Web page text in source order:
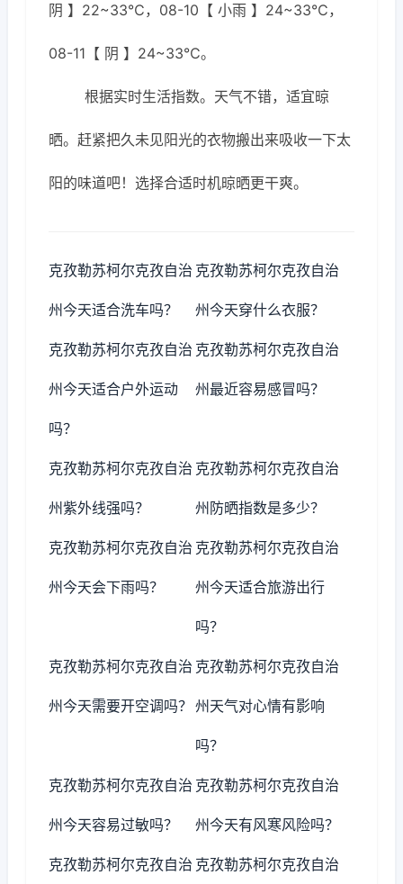
阴 】22~33℃，08-10【 小雨 】24~33℃，
08-11【 阴 】24~33℃。
根据实时生活指数。天气不错，适宜晾
晒。赶紧把久未见阳光的衣物搬出来吸收一下太
阳的味道吧！选择合适时机晾晒更干爽。
克孜勒苏柯尔克孜自治
州今天适合洗车吗？
克孜勒苏柯尔克孜自治
州今天穿什么衣服？
克孜勒苏柯尔克孜自治
州今天适合户外运动
吗？
克孜勒苏柯尔克孜自治
州最近容易感冒吗？
克孜勒苏柯尔克孜自治
州紫外线强吗？
克孜勒苏柯尔克孜自治
州防晒指数是多少？
克孜勒苏柯尔克孜自治
州今天会下雨吗？
克孜勒苏柯尔克孜自治
州今天适合旅游出行
吗？
克孜勒苏柯尔克孜自治
州今天需要开空调吗？
克孜勒苏柯尔克孜自治
州天气对心情有影响
吗？
克孜勒苏柯尔克孜自治
州今天容易过敏吗？
克孜勒苏柯尔克孜自治
州今天有风寒风险吗？
克孜勒苏柯尔克孜自治 克孜勒苏柯尔克孜自治